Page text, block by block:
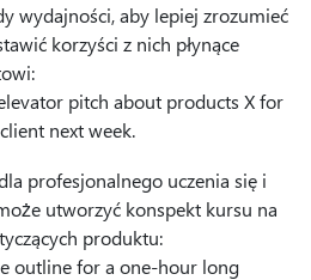
wydajności, aby lepiej zrozumieć
korzyści z nich płynące
pitch about products X for
next week.
profesjonalnego uczenia się i
utworzyć konspekt kursu na
produktu:
outline for a one-hour long